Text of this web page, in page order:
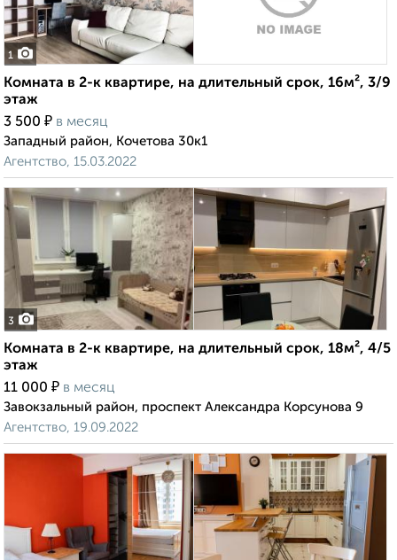
1
Комната в 2-к квартире, на длительный срок, 16м², 3/9
этаж
3 500 ₽ в месяц
Западный район, Кочетова 30к1
Агентство, 15.03.2022
3
Комната в 2-к квартире, на длительный срок, 18м², 4/5
этаж
11 000 ₽ в месяц
Завокзальный район, проспект Александра Корсунова 9
Агентство, 19.09.2022